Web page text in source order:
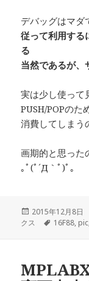
デバッグはマダ
従って利用する
る
当然であるが、
実は少し使って
PUSH/POPのた
消費してしまう
画期的と思った
｡ﾟ(ﾟ´Д｀ﾟ)ﾟ｡
投
稿
2015年12月8日
クス
タ
16F88, pic